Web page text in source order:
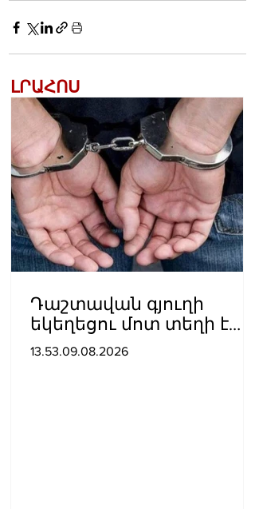
ԼՐԱՀՈՍ
Դաշտավան գյուղի
եկեղեցու մոտ տեղի է
ունեցել ծեծկռտուք՝
13.53.09.08.2026